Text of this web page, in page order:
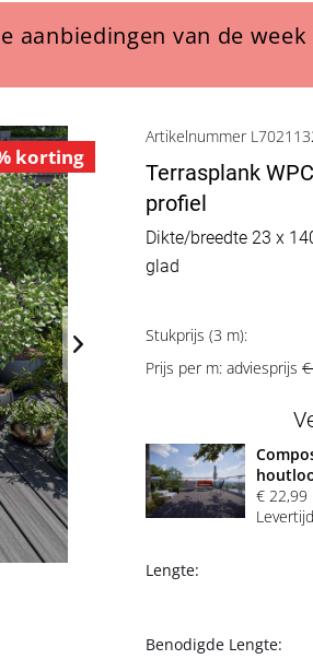
aanbiedingen van de week
korting
Artikelnummer
Terrasplank
profiel
Dikte/breedte 23 x
glad
Stukprijs (3 m):
Prijs per m: adviesprijs
€ 22,99
Lengte:
Benodigde Lengte: